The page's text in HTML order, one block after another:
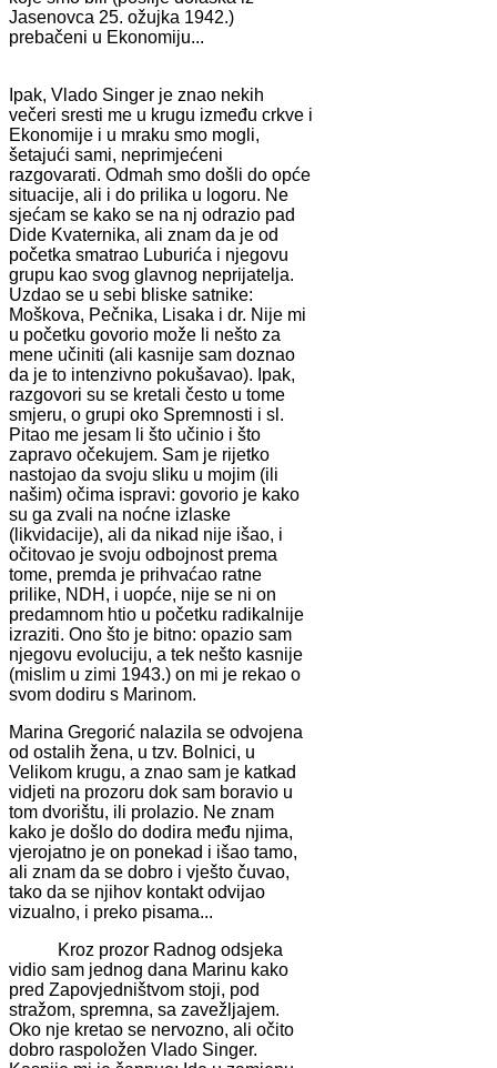
Jasenovca 25. ožujka 1942.)
prebačeni u Ekonomiju...
Ipak, Vlado Singer je znao nekih
večeri sresti me u krugu između crkve i
Ekonomije i u mraku smo mogli,
šetajući sami, neprimjećeni
razgovarati. Odmah smo došli do opće
situacije, ali i do prilika u logoru. Ne
sjećam se kako se na nj odrazio pad
Dide Kvaternika, ali znam da je od
početka smatrao Luburića i njegovu
grupu kao svog glavnog neprijatelja.
Uzdao se u sebi bliske satnike:
Moškova, Pečnika, Lisaka i dr. Nije mi
u početku govorio može li nešto za
mene učiniti (ali kasnije sam doznao
da je to intenzivno pokušavao). Ipak,
razgovori su se kretali često u tome
smjeru, o grupi oko Spremnosti i sl.
Pitao me jesam li što učinio i što
zapravo očekujem. Sam je rijetko
nastojao da svoju sliku u mojim (ili
našim) očima ispravi: govorio je kako
su ga zvali na noćne izlaske
(likvidacije), ali da nikad nije išao, i
očitovao je svoju odbojnost prema
tome, premda je prihvaćao ratne
prilike, NDH, i uopće, nije se ni on
predamnom htio u početku radikalnije
izraziti. Ono što je bitno: opazio sam
njegovu evoluciju, a tek nešto kasnije
(mislim u zimi 1943.) on mi je rekao o
svom dodiru s Marinom.
Marina Gregorić nalazila se odvojena
od ostalih žena, u tzv. Bolnici, u
Velikom krugu, a znao sam je katkad
vidjeti na prozoru dok sam boravio u
tom dvorištu, ili prolazio. Ne znam
kako je došlo do dodira među njima,
vjerojatno je on ponekad i išao tamo,
ali znam da se dobro i vješto čuvao,
tako da se njihov kontakt odvijao
vizualno, i preko pisama...
Kroz prozor Radnog odsjeka
vidio sam jednog dana Marinu kako
pred Zapovjedništvom stoji, pod
stražom, spremna, sa zavežljajem.
Oko nje kretao se nervozno, ali očito
dobro raspoložen Vlado Singer.